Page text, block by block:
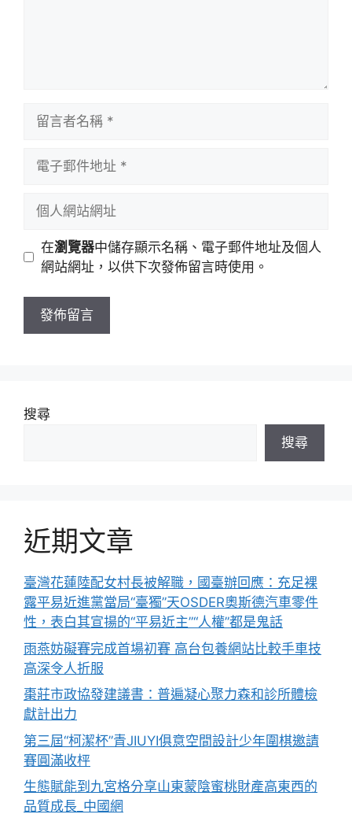
址
站
址
在瀏覽器中儲存顯示名稱、電子郵件地址及個人
網站網址，以供下次發佈留言時使用。
搜尋
搜尋
近期文章
臺灣花蓮陸配女村長被解職，國臺辦回應：充足裸
露平易近進黨當局“臺獨”天OSDER奧斯德汽車零件
性，表白其宣揚的“平易近主”“人權”都是鬼話
雨燕妨礙賽完成首場初賽 高台包養網站比較手車技
高深令人折服
棗莊市政協發建議書：普遍凝心聚力森和診所體檢
獻計出力
第三屆“柯潔杯”青JIUYI俱意空間設計少年圍棋邀請
賽圓滿收枰
生態賦能到九宮格分享山東蒙陰蜜桃財產高東西的
品質成長_中國網